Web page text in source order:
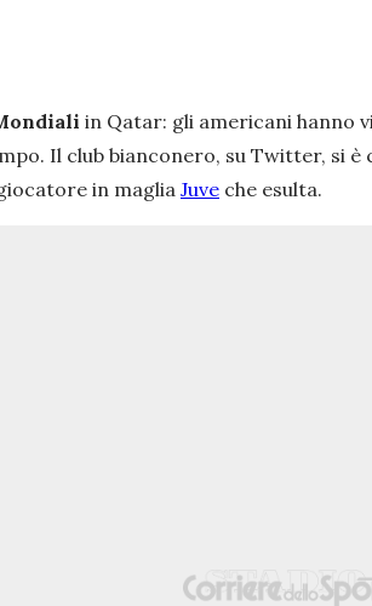
in Qatar: gli americani hanno
Il club bianconero, su Twitter, si
in maglia Juve che esulta.